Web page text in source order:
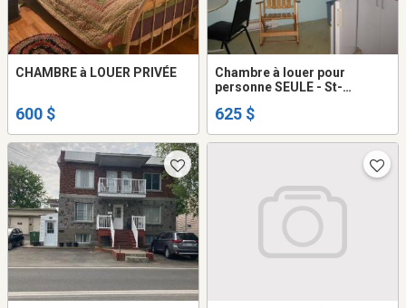
CHAMBRE à LOUER PRIVÉE
600 $
Chambre à louer pour
personne SEULE - St-
demandées
625 $